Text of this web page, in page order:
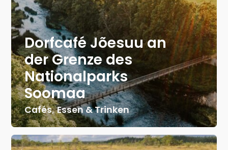
Dorfcafé Jõesuu an
der Grenze des
Nationalparks
Soomaa
Cafés,Essen & Trinken